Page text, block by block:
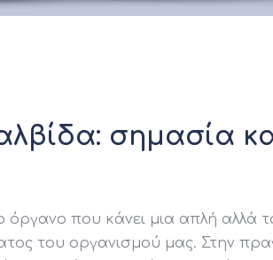
σημασία
όργανο που κάνει μια απλή αλλά
του οργανισμού μας. Στην